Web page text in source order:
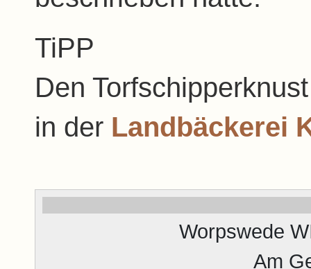
TiPP
Den
in der Landbäckerei
Worpswede
Am